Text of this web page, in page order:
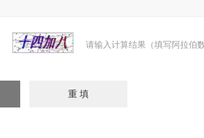
请输入计算结果（填写阿拉伯